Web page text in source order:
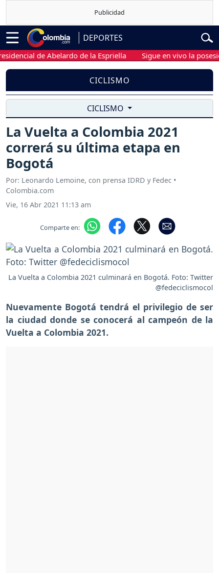
DEPORTES
de Abelardo de la Espriella Sigue en vivo la posesión
CICLISMO
CICLISMO
La Vuelta a Colombia 2021
correrá su última etapa en
Bogotá
Por: Leonardo Lemoine, con prensa IDRD y Fedec •
Colombia.com
Vie, 16 Abr 2021 11:13 am
Comparte en:
La Vuelta a Colombia 2021 culminará en Bogotá. Foto: Twitter
@fedeciclismocol
Nuevamente Bogotá tendrá el privilegio de ser
la ciudad donde se conocerá al campeón de la
Vuelta a Colombia 2021.